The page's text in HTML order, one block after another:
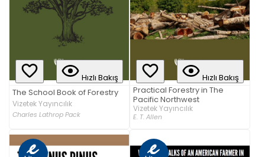
Hızlı Bakış
The School Book of Forestry
Vizetek Yayıncılık
Charles Lathrop Pack
Hızlı Bakış
Practical Forestry in The
Pacific Northwest
Vizetek Yayıncılık
E. T. Allen